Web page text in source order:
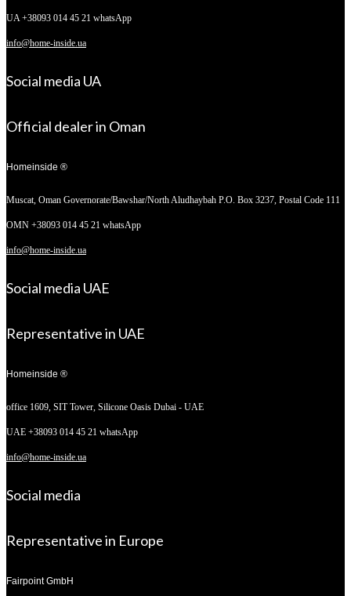
UA +38093 014 45 21 whatsApp
info@home-inside.ua
Social media UA
Official dealer in Oman
Homeinside ®
Muscat, Oman Governorate/Bawshar/North Aludhaybah P.O. Box 3237, Postal Code 111
OMN +38093 014 45 21 whatsApp
info@home-inside.ua
Social media UAE
Representative in UAE
Homeinside ®
office 1609, SIT Tower, Silicone Oasis Dubai - UAE
UAE +38093 014 45 21 whatsApp
info@home-inside.ua
Social media
Representative in Europe
Fairpoint GmbH